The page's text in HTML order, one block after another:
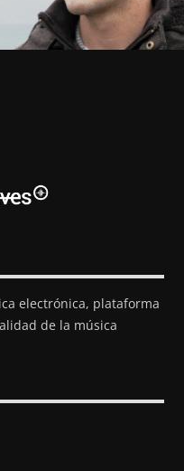
electrónica, plataforma
de la música